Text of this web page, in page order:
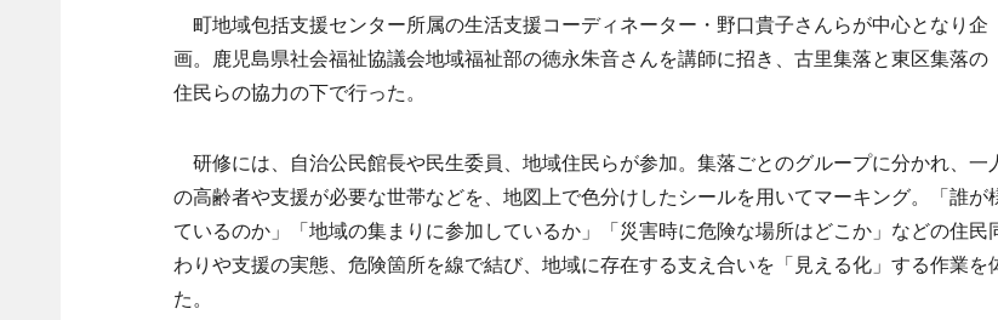
町地域包括支援センター所属の生活支援コーディネーター・野口貴子さんらが中心となり企
画。鹿児島県社会福祉協議会地域福祉部の徳永朱音さんを講師に招き、古里集落と東区集落の
住民らの協力の下で行った。
研修には、自治公民館長や民生委員、地域住民らが参加。集落ごとのグループに分かれ、一
の高齢者や支援が必要な世帯などを、地図上で色分けしたシールを用いてマーキング。「誰が
ているのか」「地域の集まりに参加しているか」「災害時に危険な場所はどこか」などの住民
わりや支援の実態、危険箇所を線で結び、地域に存在する支え合いを「見える化」する作業を
た。